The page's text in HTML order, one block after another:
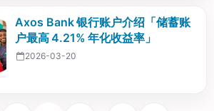
Axos Bank 银行账户介绍「储蓄账
户最高 4.21% 年化收益率」
2026-03-20